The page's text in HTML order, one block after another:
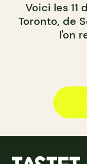
Voici les 11
Toronto, de
l'on